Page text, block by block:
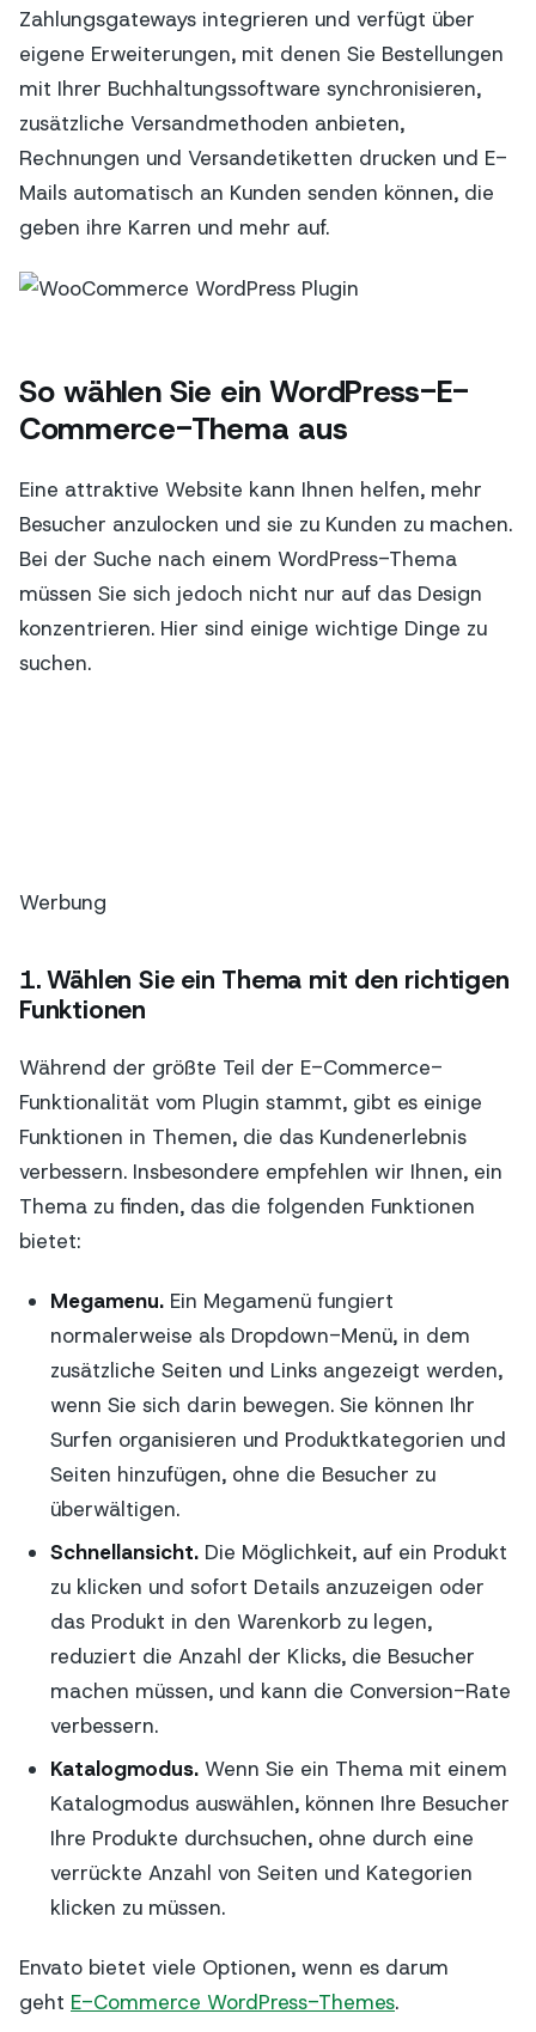
Zahlungsgateways integrieren und verfügt über
eigene Erweiterungen, mit denen Sie Bestellungen
mit Ihrer Buchhaltungssoftware synchronisieren,
zusätzliche Versandmethoden anbieten,
Rechnungen und Versandetiketten drucken und E-
Mails automatisch an Kunden senden können, die
geben ihre Karren und mehr auf.
So wählen Sie ein WordPress-E-
Commerce-Thema aus
Eine attraktive Website kann Ihnen helfen, mehr
Besucher anzulocken und sie zu Kunden zu machen.
Bei der Suche nach einem WordPress-Thema
müssen Sie sich jedoch nicht nur auf das Design
konzentrieren. Hier sind einige wichtige Dinge zu
suchen.
Werbung
1. Wählen Sie ein Thema mit den richtigen
Funktionen
Während der größte Teil der E-Commerce-
Funktionalität vom Plugin stammt, gibt es einige
Funktionen in Themen, die das Kundenerlebnis
verbessern. Insbesondere empfehlen wir Ihnen, ein
Thema zu finden, das die folgenden Funktionen
bietet:
Megamenu. Ein Megamenü fungiert
normalerweise als Dropdown-Menü, in dem
zusätzliche Seiten und Links angezeigt werden,
wenn Sie sich darin bewegen. Sie können Ihr
Surfen organisieren und Produktkategorien und
Seiten hinzufügen, ohne die Besucher zu
überwältigen.
Schnellansicht. Die Möglichkeit, auf ein Produkt
zu klicken und sofort Details anzuzeigen oder
das Produkt in den Warenkorb zu legen,
reduziert die Anzahl der Klicks, die Besucher
machen müssen, und kann die Conversion-Rate
verbessern.
Katalogmodus.Wenn Sie ein Thema mit einem
Katalogmodus auswählen, können Ihre Besucher
Ihre Produkte durchsuchen, ohne durch eine
verrückte Anzahl von Seiten und Kategorien
klicken zu müssen.
Envato bietet viele Optionen, wenn es darum
geht E-Commerce WordPress-Themes.